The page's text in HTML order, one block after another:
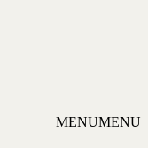
MENUMENU